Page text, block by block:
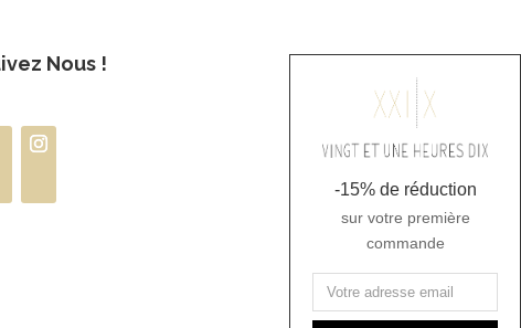
Nous !
-15% de réduction
sur votre première
commande